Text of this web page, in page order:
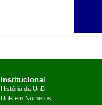
Institucional
História da UnB
UnB em Números